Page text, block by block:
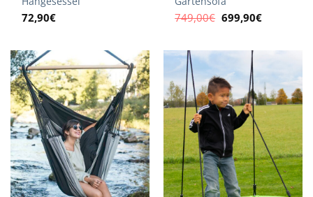
72,90€ 749,00€ Ursprünglicher
Preis
699,90€Aktueller
Preis